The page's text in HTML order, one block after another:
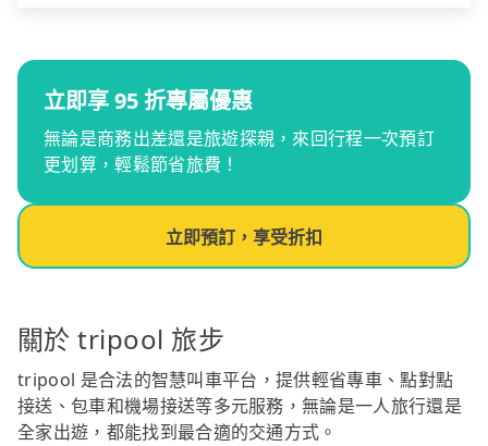
立即享 95 折專屬優惠
無論是商務出差還是旅遊探親，來回行程一次預訂
更划算，輕鬆節省旅費！
立即預訂，享受折扣
關於 tripool 旅步
tripool 是合法的智慧叫車平台，提供輕省專車、點對點
接送、包車和機場接送等多元服務，無論是一人旅行還是
全家出遊，都能找到最合適的交通方式。